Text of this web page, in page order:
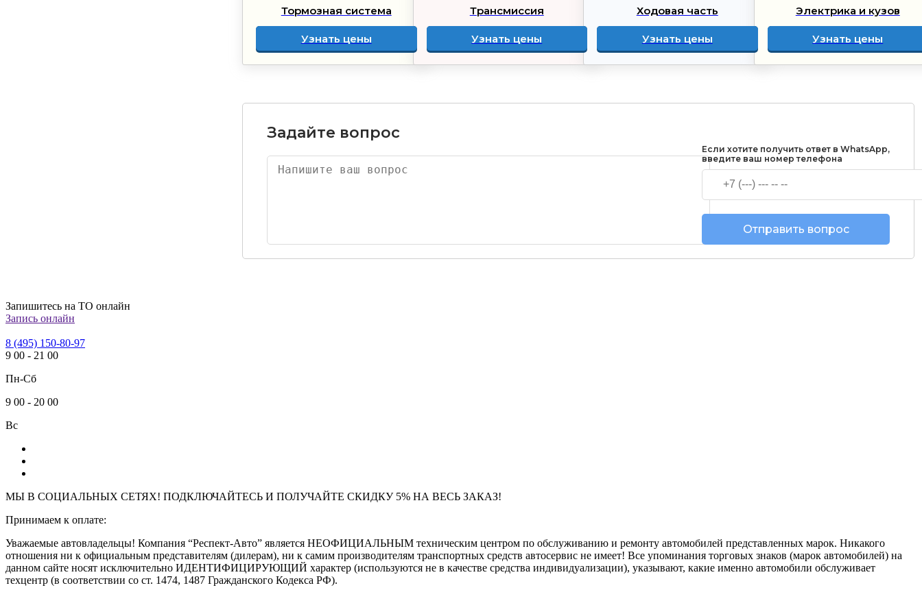
Тормозная система
Узнать цены
Трансмиссия
Узнать цены
Ходовая часть
Узнать цены
Электрика и кузов
Узнать цены
Задайте вопрос
Если хотите получить ответ в WhatsApp,
введите ваш номер телефона
Запишитесь на ТО онлайн
Запись онлайн
8 (495) 150-80-97
9 00 - 21 00
Пн-Сб
9 00 - 20 00
Вс
МЫ В СОЦИАЛЬНЫХ СЕТЯХ! ПОДКЛЮЧАЙТЕСЬ И ПОЛУЧАЙТЕ СКИДКУ 5% НА ВЕСЬ ЗАКАЗ!
Принимаем к оплате:
Уважаемые автовладельцы! Компания “Респект-Авто” является НЕОФИЦИАЛЬНЫМ техническим центром по обслуживанию и ремонту автомобилей представленных марок. Никакого
отношения ни к официальным представителям (дилерам), ни к самим производителям транспортных средств автосервис не имеет! Все упоминания торговых знаков (марок автомобилей) на
данном сайте носят исключительно ИДЕНТИФИЦИРУЮЩИЙ характер (используются не в качестве средства индивидуализации), указывают, какие именно автомобили обслуживает
техцентр (в соответствии со ст. 1474, 1487 Гражданского Кодекса РФ).